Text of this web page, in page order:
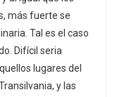
más fuerte se
Tal es el caso
Difícil seria
lugares del
y las